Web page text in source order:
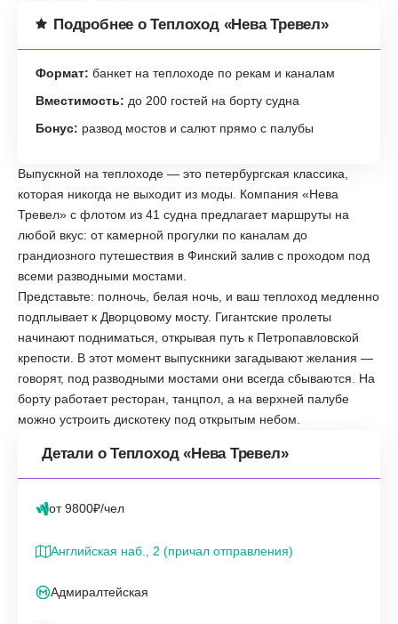
Подробнее о Теплоход «Нева Тревел»
Формат: банкет на теплоходе по рекам и каналам
Вместимость: до 200 гостей на борту судна
Бонус: развод мостов и салют прямо с палубы
Выпускной на теплоходе — это петербургская классика,
которая никогда не выходит из моды. Компания «Нева
Тревел» с флотом из 41 судна предлагает маршруты на
любой вкус: от камерной прогулки по каналам до
грандиозного путешествия в Финский залив с проходом под
всеми разводными мостами.
Представьте: полночь, белая ночь, и ваш теплоход медленно
подплывает к Дворцовому мосту. Гигантские пролеты
начинают подниматься, открывая путь к Петропавловской
крепости. В этот момент выпускники загадывают желания —
говорят, под разводными мостами они всегда сбываются. На
борту работает ресторан, танцпол, а на верхней палубе
можно устроить дискотеку под открытым небом.
Детали о Теплоход «Нева Тревел»
от 9800₽/чел
Английская наб., 2 (причал отправления)
Адмиралтейская